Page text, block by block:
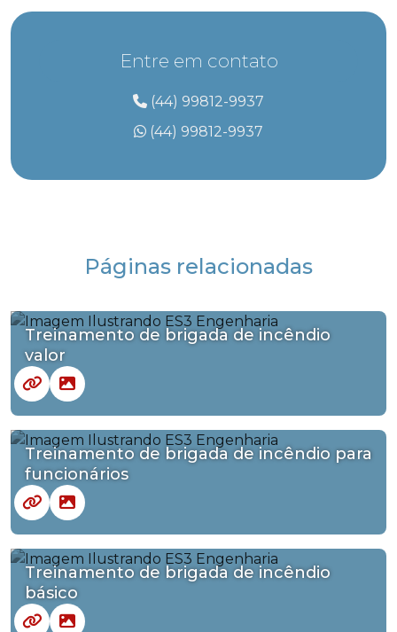
Entre em contato
(44) 99812-9937
(44) 99812-9937
Páginas relacionadas
Treinamento de brigada de incêndio
valor
Treinamento de brigada de incêndio para
funcionários
Treinamento de brigada de incêndio
básico